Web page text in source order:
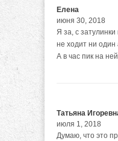
Елена
июня 30, 2018
Я за, с
не ходит ни один
А в час пик на
Татьяна
июля 1, 2018
Думаю, что это